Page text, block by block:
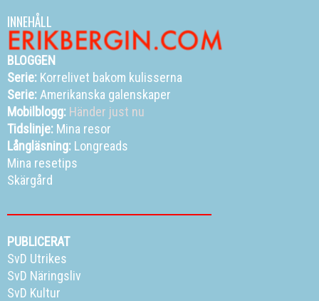
INNEHÅLL
BLOGGEN
Serie: Korrelivet bakom kulisserna
Serie:Amerikanska galenskaper
Mobilblogg: Händer just nu
Tidslinje: Mina resor
Långläsning: Longreads
Mina resetips
Skärgård
PUBLICERAT
SvD Utrikes
SvD Näringsliv
SvD Kultur